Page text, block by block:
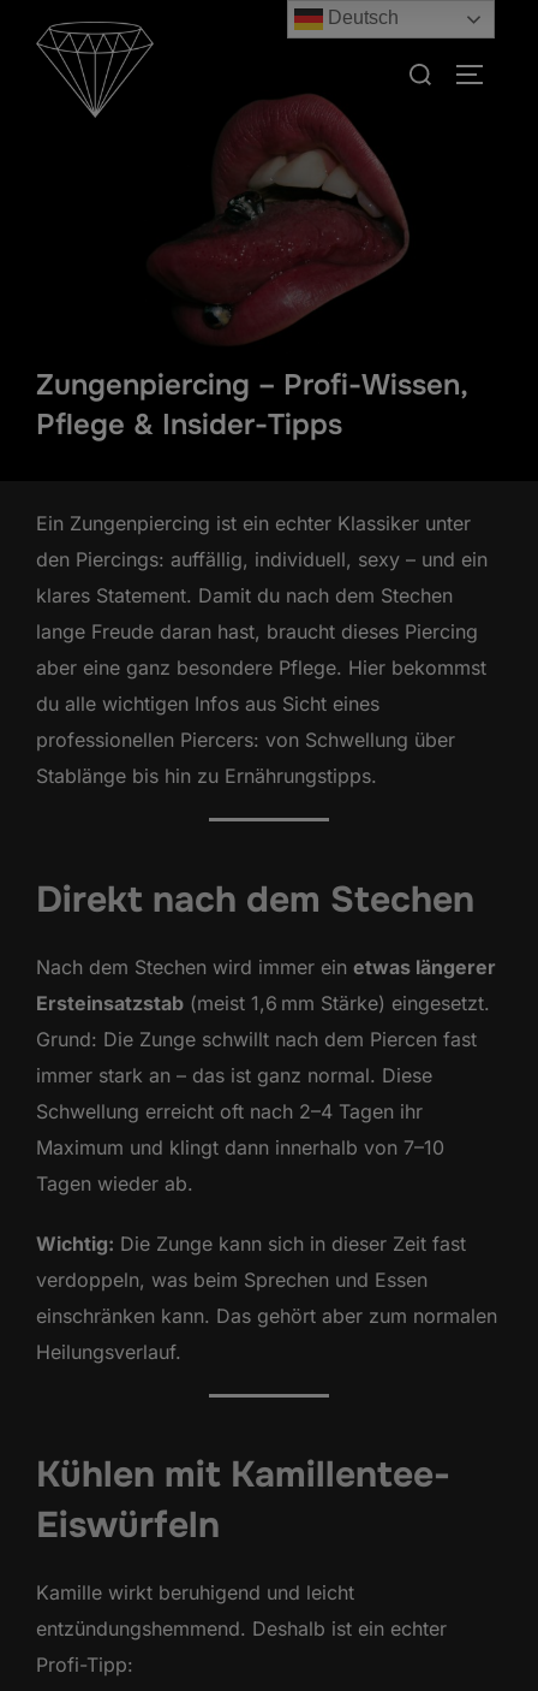
Inhalt
springen
Suchen
Zungenpiercing – Profi-Wissen,
Pflege & Insider-Tipps
Ein Zungenpiercing ist ein echter Klassiker unter
den Piercings: auffällig, individuell, sexy – und ein
klares Statement. Damit du nach dem Stechen
lange Freude daran hast, braucht dieses Piercing
aber eine ganz besondere Pflege. Hier bekommst
du alle wichtigen Infos aus Sicht eines
professionellen Piercers: von Schwellung über
Stablänge bis hin zu Ernährungstipps.
Direkt nach dem Stechen
Nach dem Stechen wird immer ein etwas längerer
Ersteinsatzstab (meist 1,6 mm Stärke) eingesetzt.
Grund: Die Zunge schwillt nach dem Piercen fast
immer stark an – das ist ganz normal. Diese
Schwellung erreicht oft nach 2–4 Tagen ihr
Maximum und klingt dann innerhalb von 7–10
Tagen wieder ab.
Wichtig: Die Zunge kann sich in dieser Zeit fast
verdoppeln, was beim Sprechen und Essen
einschränken kann. Das gehört aber zum normalen
Heilungsverlauf.
Kühlen mit Kamillentee-
Eiswürfeln
Kamille wirkt beruhigend und leicht
entzündungshemmend. Deshalb ist ein echter
Profi-Tipp:
Deutsch